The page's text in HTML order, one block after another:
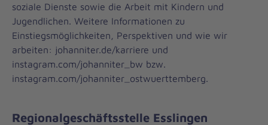
soziale Dienste sowie die Arbeit mit Kindern und
Jugendlichen. Weitere Informationen zu
Einstiegsmöglichkeiten, Perspektiven und wie wir
arbeiten: johanniter.de/karriere und
instagram.com/johanniter_bw bzw.
instagram.com/johanniter_ostwuerttemberg.
Regionalgeschäftsstelle Esslingen